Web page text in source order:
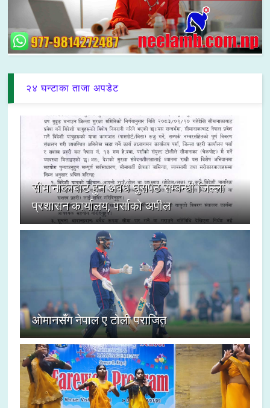
२४ घन्टाका ताजा अपडेट
सीमानाकाबाट हुने अवैध घुसपैठ सम्बन्धी जिल्ला
प्रशासन कार्यालय, पर्साको अपील
ओमानसँग नेपाल ए टोली पराजित